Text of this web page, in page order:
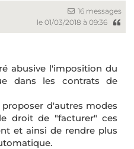
16 messages
le 01/03/2018 à 09:36
abusive l'imposition du
dans les contrats de
d'autres modes
droit de "facturer" ces
et ainsi de rendre plus